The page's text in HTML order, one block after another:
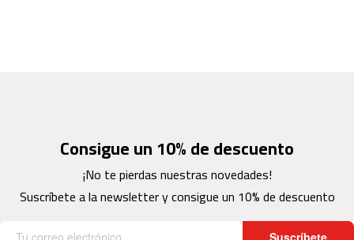
m
Consigue un 10% de descuento
¡No te pierdas nuestras novedades!
Suscríbete a la newsletter y consigue un 10% de descuento
Suscríbete